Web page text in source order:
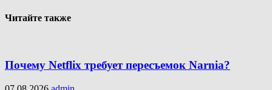
Читайте также
Почему Netflix требует пересъемок Narnia?